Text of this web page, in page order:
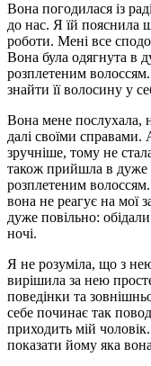
Вона погодилася із
до нас. Я їй пояснила
роботи. Мені все
Вона була одягнута в
розплетеним
знайти її волосину у
Вона мене послухала,
далі своїми
зручніше, тому не
також прийшла в дуже
розплетеним
вона не реагує на мої
дуже повільно:
ночі.
Я не розуміла, що з
вирішила за нею
поведінки та
себе починає так
приходить мій
показати йому яка